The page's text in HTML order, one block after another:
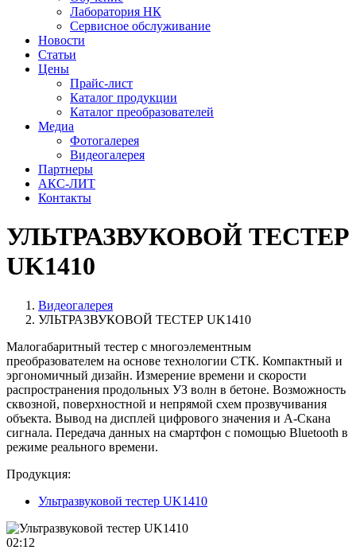
Лаборатория НК
Сервисное обслуживание
Новости
Статьи
Цены
Прайс-лист
Каталог продукции
Каталог преобразователей
Медиа
Фотогалерея
Видеогалерея
Партнеры
АКС-ЛИТ
Контакты
УЛЬТРАЗВУКОВОЙ ТЕСТЕР
UK1410
Видеогалерея
УЛЬТРАЗВУКОВОЙ ТЕСТЕР UK1410
Малогабаритный тестер с многоэлементным
преобразователем на основе технологии СТК. Компактный и
эргономичный дизайн. Измерение времени и скорости
распространения продольных УЗ волн в бетоне. Возможность
сквозной, поверхностной и непрямой схем прозвучивания
объекта. Вывод на дисплей цифрового значения и А-Скана
сигнала. Передача данных на смартфон с помощью Bluetooth в
режиме реального времени.
Продукция:
Ультразвуковой тестер UK1410
02:12